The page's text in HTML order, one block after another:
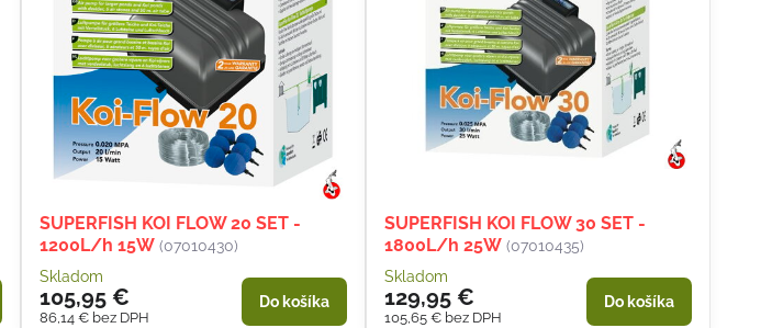
SUPERFISH KOI FLOW 20 SET -
1200L/h 15W (07010430)
Skladom
105,95 €
86,14 € bez DPH
Do košíka
SUPERFISH KOI FLOW 30 SET -
1800L/h 25W (07010435)
Skladom
129,95 €
105,65 € bez DPH
Do košíka